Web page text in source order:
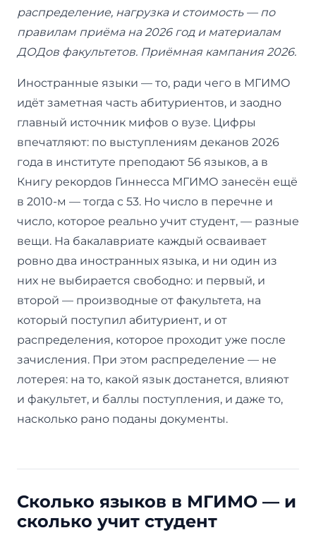
распределение, нагрузка и стоимость — по
правилам приёма на 2026 год и материалам
ДОДов факультетов. Приёмная кампания 2026.
Иностранные языки — то, ради чего в МГИМО
идёт заметная часть абитуриентов, и заодно
главный источник мифов о вузе. Цифры
впечатляют: по выступлениям деканов 2026
года в институте преподают 56 языков, а в
Книгу рекордов Гиннесса МГИМО занесён ещё
в 2010-м — тогда с 53. Но число в перечне и
число, которое реально учит студент, — разные
вещи. На бакалавриате каждый осваивает
ровно два иностранных языка, и ни один из
них не выбирается свободно: и первый, и
второй — производные от факультета, на
который поступил абитуриент, и от
распределения, которое проходит уже после
зачисления. При этом распределение — не
лотерея: на то, какой язык достанется, влияют
и факультет, и баллы поступления, и даже то,
насколько рано поданы документы.
Сколько языков в МГИМО — и
сколько учит студент